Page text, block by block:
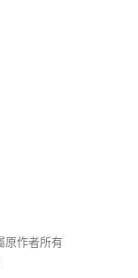
原作者所有